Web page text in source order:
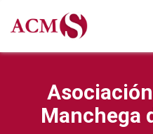
Manchega